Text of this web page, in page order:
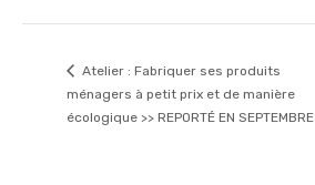
Atelier : Fabriquer ses produits
ménagers à petit prix et de manière
écologique >> REPORTÉ EN SEPTEMBRE